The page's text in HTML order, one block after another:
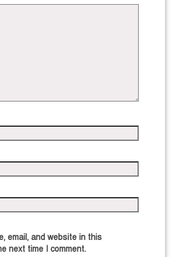
email, and website in this
next time I comment.